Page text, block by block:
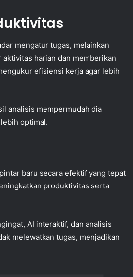
mengatur tugas, melainkan
harian dan memberikan
efisiensi kerja agar lebih
analisis mempermudah dia
optimal.
baru secara efektif yang tepat
produktivitas serta
AI interaktif, dan analisis
melewatkan tugas, menjadikan